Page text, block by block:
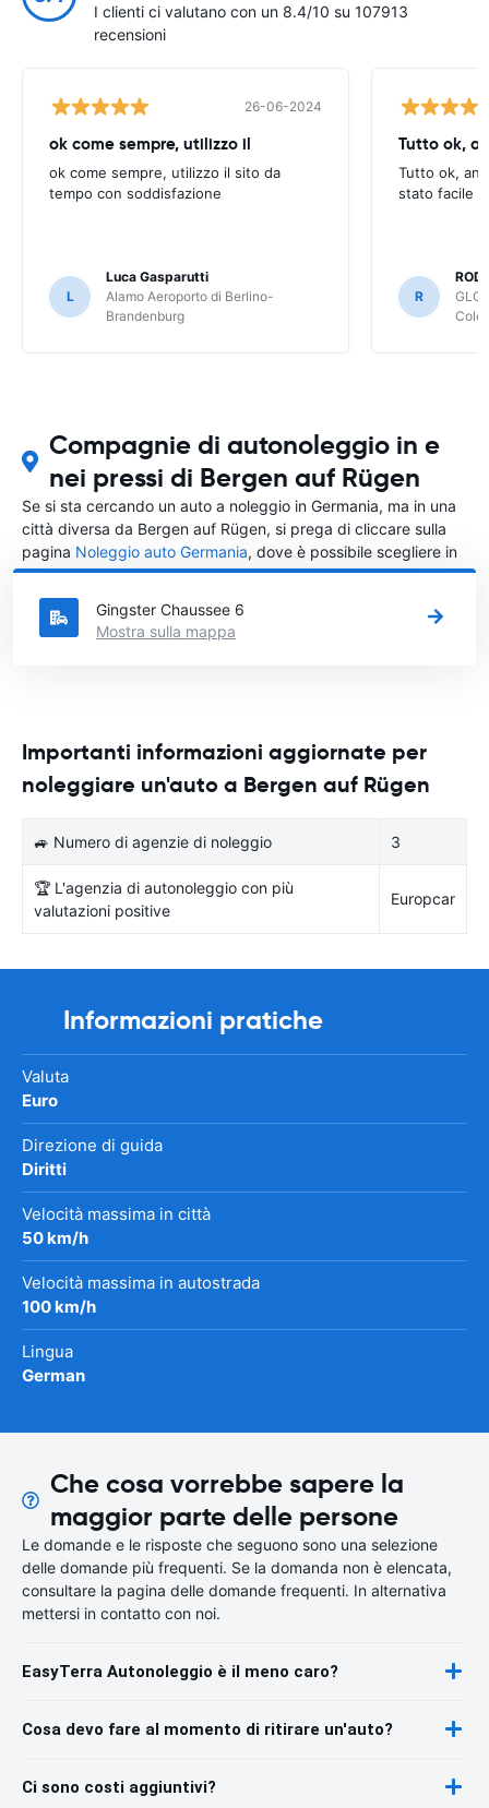
I clienti ci valutano con un 8.4/10 su 107913
recensioni
26-06-2024
ok come sempre, utilizzo il
ok come sempre, utilizzo il sito da
tempo con soddisfazione
L
Luca Gasparutti
Alamo Aeroporto di Berlino-
Brandenburg
Tutto ok,
Tutto ok,
stato facile
R
Compagnie di autonoleggio in e
nei pressi di Bergen auf Rügen
Se si sta cercando un auto a noleggio in Germania, ma in una
città diversa da Bergen auf Rügen, si prega di cliccare sulla
pagina Noleggio auto Germania, dove è possibile scegliere in
quale città in Germania si vuole noleggiare l'auto.
Gingster Chaussee 6
Mostra sulla mappa
Importanti informazioni aggiornate per
noleggiare un'auto a Bergen auf Rügen
🚙 Numero di agenzie di noleggio 3
🏆 L'agenzia di autonoleggio con più
valutazioni positive
Europcar
Informazioni pratiche
Valuta
Euro
Direzione di guida
Diritti
Velocità massima in città
50 km/h
Velocità massima in autostrada
100 km/h
Lingua
German
Che cosa vorrebbe sapere la
maggior parte delle persone
Le domande e le risposte che seguono sono una selezione
delle domande più frequenti. Se la domanda non è elencata,
consultare la pagina delle domande frequenti. In alternativa
mettersi in contatto con noi.
EasyTerra Autonoleggio è il meno caro?
Cosa devo fare al momento di ritirare un'auto?
Ci sono costi aggiuntivi?